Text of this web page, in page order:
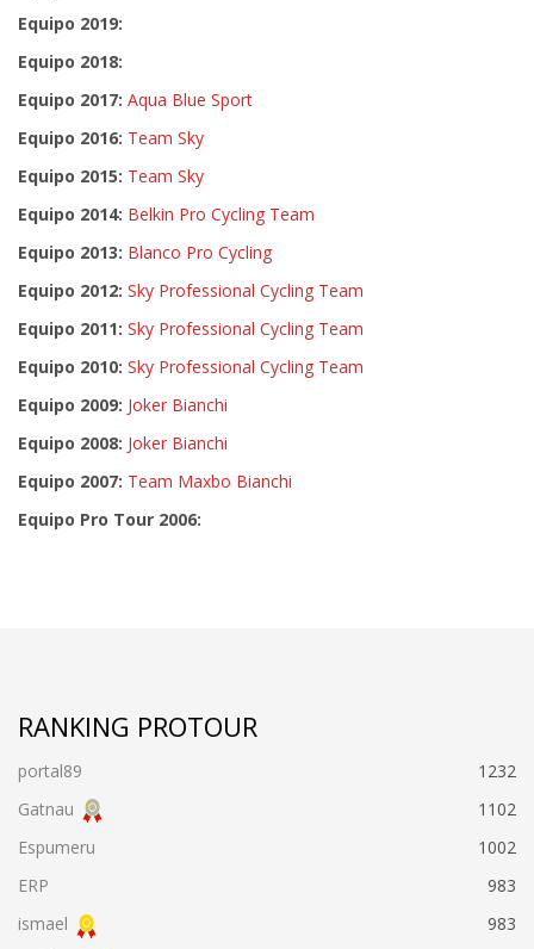
Equipo 2019:
Equipo 2018:
Equipo 2017: Aqua Blue Sport
Equipo 2016: Team Sky
Equipo 2015: Team Sky
Equipo 2014: Belkin Pro Cycling Team
Equipo 2013: Blanco Pro Cycling
Equipo 2012: Sky Professional Cycling Team
Equipo 2011: Sky Professional Cycling Team
Equipo 2010: Sky Professional Cycling Team
Equipo 2009: Joker Bianchi
Equipo 2008: Joker Bianchi
Equipo 2007: Team Maxbo Bianchi
Equipo Pro Tour 2006:
RANKING PROTOUR
portal89
1232
Gatnau
1102
Espumeru
1002
ERP
983
ismael
983